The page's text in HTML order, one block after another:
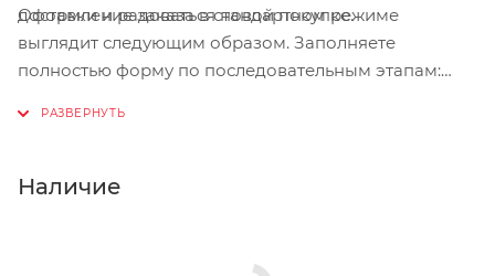
доставки и радоваться новой покупке.
Оформление заказа в стандартном режиме
выглядит следующим образом. Заполняете
полностью форму по последовательным этапам:
Нажмите кнопку «Оформить заказ».
Наличие